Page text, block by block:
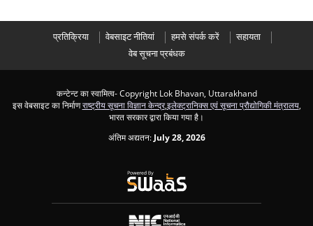
प्रतिक्रिया वेबसाइट नीतियां हमसे संपर्क करें
सहायता
वेब सूचना प्रबंधक
कन्टेन्ट का स्वामित्व- Copyright Lok Bhavan, Uttarakhand
इस वेबसाइट का निर्माणराष्ट्रीय सूचना विज्ञान केन्द्र,इलेक्ट्रानिक्स एवं सूचना प्रौद्योगिकी मंत्रालय,
भारत सरकार द्वारा किया गया है।
अंतिम अद्यतन: July 28, 2026